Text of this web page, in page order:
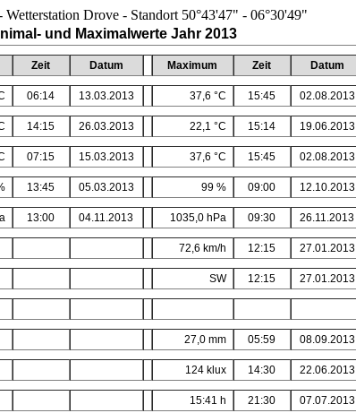
Wetterstation Drove - Standort 50°43'47" - 06°30'49"
und Maximalwerte Jahr 2013
Zeit Datum Maximum Zeit Datum
06:14 13.03.2013 37,6 °C 15:45 02.08.2013
14:15 26.03.2013 22,1 °C 15:14 19.06.2013
07:15 15.03.2013 37,6 °C 15:45 02.08.2013
13:45 05.03.2013 99 % 09:00 12.10.2013
13:00 04.11.2013 1035,0 hPa 09:30 26.11.2013
72,6 km/h 12:15 27.01.2013
SW 12:15 27.01.2013
27,0 mm 05:59 08.09.2013
124 klux 14:30 22.06.2013
15:41 h 21:30 07.07.2013